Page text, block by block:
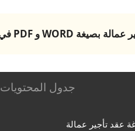
عمالة بصيغة WORD و PDF في نهاية هذا المقال المحدث لعام 2026.
جدول المحتويات
عقد تأجير عمالة